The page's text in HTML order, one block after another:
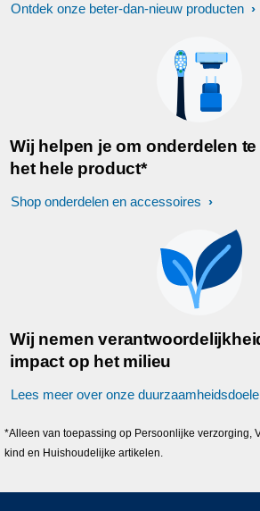
Ontdek onze beter-dan-nieuw producten
Wij helpen je om onderdelen
het hele product*
Shop onderdelen en accessoires
Wij nemen
impact op het milieu
Lees meer over onze
*Alleen van toepassing op Persoonlijke verzorging,
kind en Huishoudelijke artikelen.